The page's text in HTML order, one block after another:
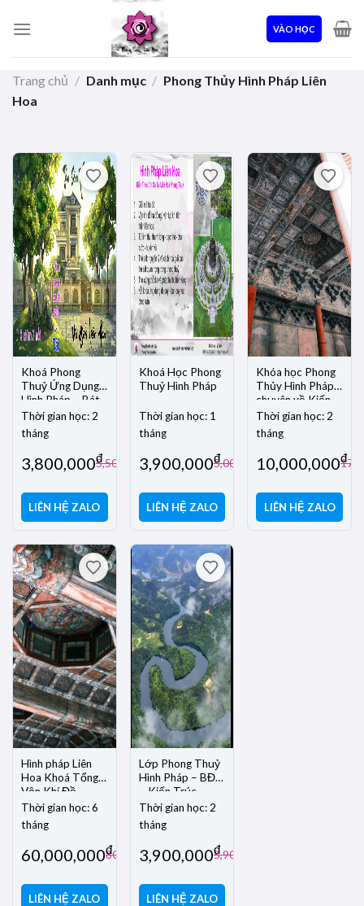
VÀO HỌC
Trang chủ / Danh mục / Phong Thủy Hình Pháp Liên
Hoa
Khoá Phong
Thuỷ Ứng Dụng
Hình Pháp – Bát
Trạch 2026
Thời gian học: 2
tháng
3,800,000đ
5,500,000đ
LIÊN HỆ ZALO
Khoá Học Phong
Thuỷ Hình Pháp
Thời gian học: 1
tháng
3,900,000đ
5,000,000 đ
LIÊN HỆ ZALO
Khóa học Phong
Thủy Hình Pháp
chuyên về Kiến
Trúc Hiện Đại
Thời gian học: 2
tháng
10,000,000đ
LIÊN HỆ ZALO
Hình pháp Liên
Hoa Khoá Tổng –
Vận Khí Đồ
Thời gian học: 6
tháng
60,000,000đ
80,000,000 đ
LIÊN HỆ ZALO
Lớp Phong Thuỷ
Hình Pháp – BĐS
– Kiến Trúc
Thời gian học: 2
tháng
3,900,000đ
5,900,000
LIÊN HỆ ZALO